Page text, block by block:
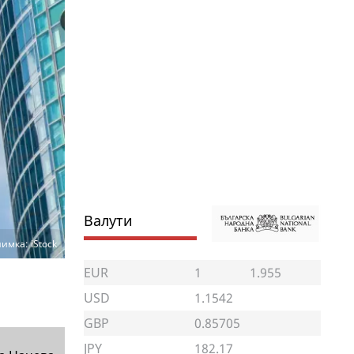
iStock
Валути
EUR 1
1.955
USD
1.1542
GBP
0.85705
JPY
182.17